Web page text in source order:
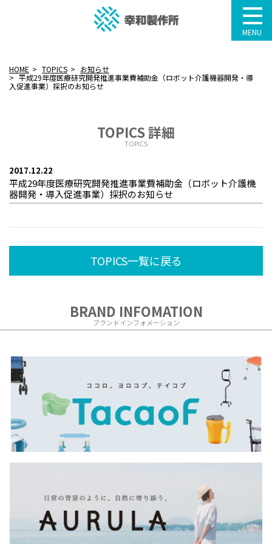
MENU
HOME TOPICS
お知らせ
平成29年度医療研究開発推進事業費補助金（ロボット介護機器開発・導
入促進事業）採択のお知らせ
TOPICS 詳細
TOPICS
2017.12.22
平成29年度医療研究開発推進事業費補助金（ロボット介護機
器開発・導入促進事業）採択のお知らせ
TOPICS一覧に戻る
BRAND INFOMATION
ブランドインフォメーション